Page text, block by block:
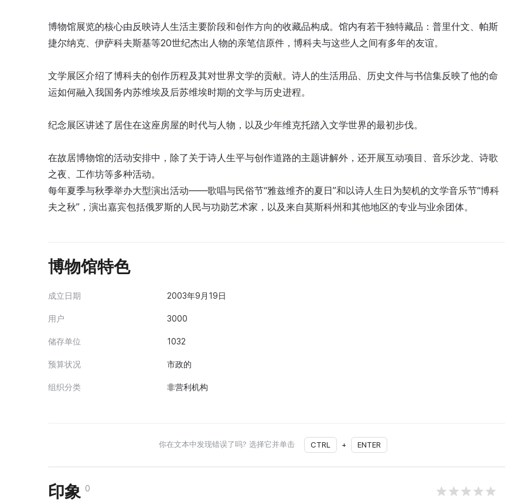
博物馆展览的核心由反映诗人生活主要阶段和创作方向的收藏品构成。馆内有若干独特藏品：普里什文、帕斯
捷尔纳克、伊萨科夫斯基等20世纪杰出人物的亲笔信原件，博科夫与这些人之间有多年的友谊。
文学展区介绍了博科夫的创作历程及其对世界文学的贡献。诗人的生活用品、历史文件与书信集反映了他的命
运如何融入我国务内苏维埃及后苏维埃时期的文学与历史进程。
纪念展区讲述了居住在这座房屋的时代与人物，以及少年维克托踏入文学世界的最初步伐。
在故居博物馆的活动安排中，除了关于诗人生平与创作道路的主题讲解外，还开展互动项目、音乐沙龙、诗歌
之夜、工作坊等多种活动。
每年夏季与秋季举办大型演出活动——歌唱与民俗节“雅兹维齐的夏日”和以诗人生日为契机的文学音乐节“博科
夫之秋”，演出嘉宾包括俄罗斯的人民与功勋艺术家，以及来自莫斯科州和其他地区的专业与业余团体。
博物馆特色
成立日期 2003年9月19日
用户 3000
储存单位 1032
预算状况 市政的
组织分类 非营利机构
你在文本中发现错误了吗? 选择它并单击 CTRL + ENTER
印象 0